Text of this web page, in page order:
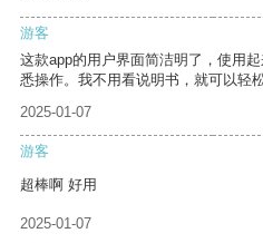
游客
这款app的用户界面简洁明了，使用
悉操作。我不用看说明书，就可以轻
2025-01-07
游客
超棒啊 好用
2025-01-07